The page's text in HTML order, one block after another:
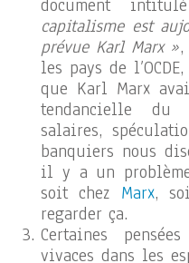
document
capitalisme est
prévue Karl Marx »,
les pays de
que Karl Marx
tendancielle du
salaires,
banquiers nous
il y a un
soit chez Marx,
regarder ça.
Certaines
vivaces dans les